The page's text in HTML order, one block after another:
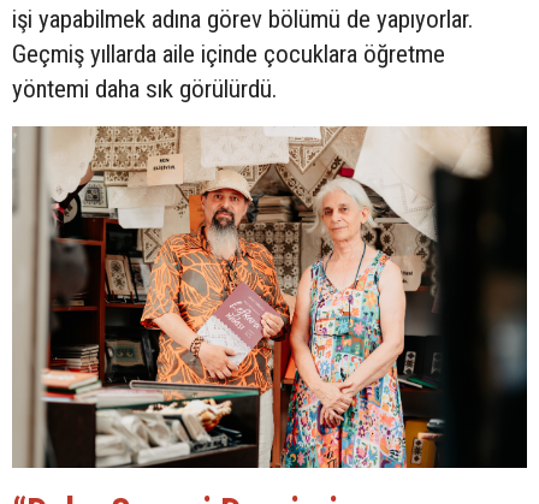
işi yapabilmek adına görev bölümü de yapıyorlar.
Geçmiş yıllarda aile içinde çocuklara öğretme
yöntemi daha sık görülürdü.